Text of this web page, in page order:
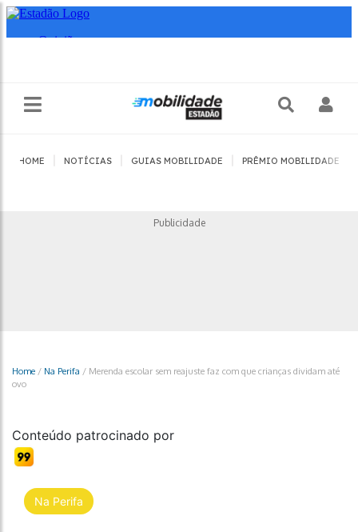
HOME NOTÍCIAS GUIAS MOBILIDADE PRÊMIO MOBILIDADE
Publicidade
Home / Na Perifa / Merenda escolar sem reajuste faz com que crianças dividam até
ovo
Conteúdo patrocinado por
Na Perifa